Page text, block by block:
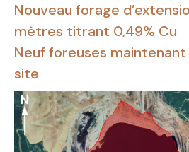
Nouveau forage
mètres titrant 0,49% Cu
Neuf foreuses
site